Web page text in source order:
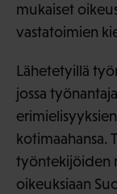
mukaiset
vastatoimien
Lähetetyillä
jossa
kotimaahansa.
työntekijöiden
oikeuksiaan